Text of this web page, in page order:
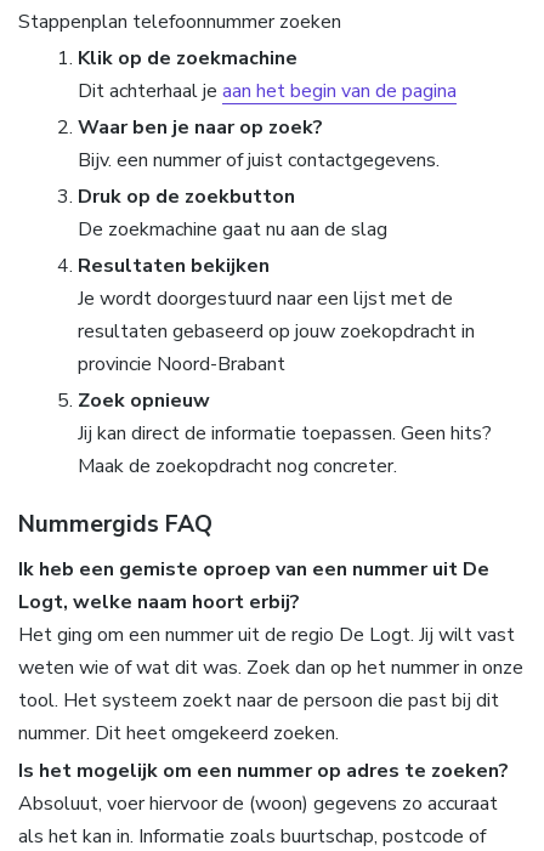
Stappenplan telefoonnummer zoeken
Klik op de zoekmachine
Dit achterhaal je aan het begin van de pagina
Waar ben je naar op zoek?
Bijv. een nummer of juist contactgegevens.
Druk op de zoekbutton
De zoekmachine gaat nu aan de slag
Resultaten bekijken
Je wordt doorgestuurd naar een lijst met de
resultaten gebaseerd op jouw zoekopdracht in
provincie Noord-Brabant
Zoek opnieuw
Jij kan direct de informatie toepassen. Geen hits?
Maak de zoekopdracht nog concreter.
Nummergids FAQ
Ik heb een gemiste oproep van een nummer uit De
Logt, welke naam hoort erbij?
Het ging om een nummer uit de regio De Logt. Jij wilt vast
weten wie of wat dit was. Zoek dan op het nummer in onze
tool. Het systeem zoekt naar de persoon die past bij dit
nummer. Dit heet omgekeerd zoeken.
Is het mogelijk om een nummer op adres te zoeken?
Absoluut, voer hiervoor de (woon) gegevens zo accuraat
als het kan in. Informatie zoals buurtschap, postcode of